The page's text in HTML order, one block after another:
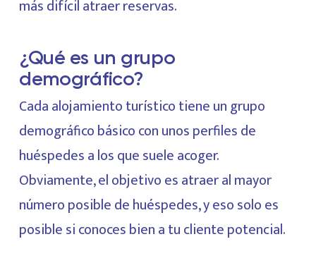
más difícil atraer reservas.
¿Qué es un grupo
demográfico?
Cada alojamiento turístico tiene un grupo
demográfico básico con unos perfiles de
huéspedes a los que suele acoger.
Obviamente, el objetivo es atraer al mayor
número posible de huéspedes, y eso solo es
posible si conoces bien a tu cliente potencial.